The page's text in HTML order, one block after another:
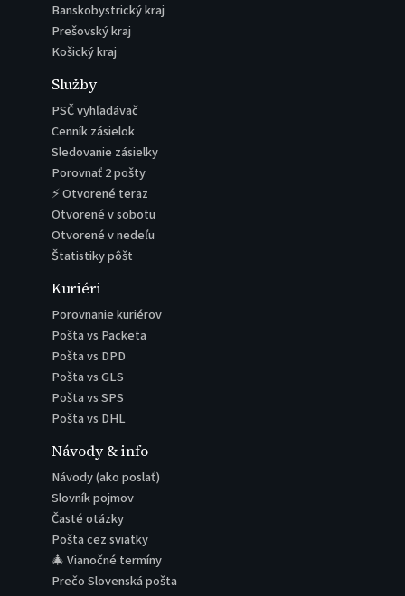
Banskobystrický kraj
Prešovský kraj
Košický kraj
Služby
PSČ vyhľadávač
Cenník zásielok
Sledovanie zásielky
Porovnať 2 pošty
⚡ Otvorené teraz
Otvorené v sobotu
Otvorené v nedeľu
Štatistiky pôšt
Kuriéri
Porovnanie kuriérov
Pošta vs Packeta
Pošta vs DPD
Pošta vs GLS
Pošta vs SPS
Pošta vs DHL
Návody & info
Návody (ako poslať)
Slovník pojmov
Časté otázky
Pošta cez sviatky
🎄 Vianočné termíny
Prečo Slovenská pošta